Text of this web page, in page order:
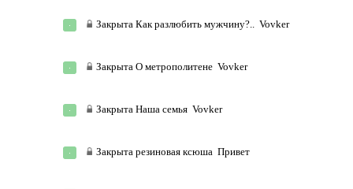
ЗакрытаКак разлюбить мужчину?.. Vovker
ЗакрытаО метрополитене Vovker
ЗакрытаНаша семья Vovker
Закрытарезиновая ксюша Привет